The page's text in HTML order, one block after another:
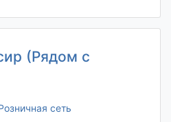
(Рядом с
сеть